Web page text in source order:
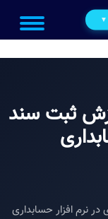
▼
ثبت سند
نرم افزار حسابداری